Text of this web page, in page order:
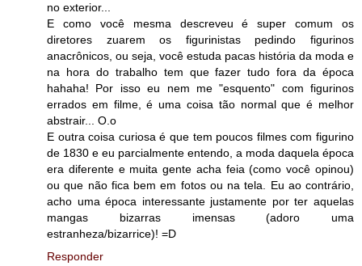
no exterior...
E como você mesma descreveu é super comum os
diretores zuarem os figurinistas pedindo figurinos
anacrônicos, ou seja, você estuda pacas história da moda e
na hora do trabalho tem que fazer tudo fora da época
hahaha! Por isso eu nem me "esquento" com figurinos
errados em filme, é uma coisa tão normal que é melhor
abstrair... O.o
E outra coisa curiosa é que tem poucos filmes com figurino
de 1830 e eu parcialmente entendo, a moda daquela época
era diferente e muita gente acha feia (como você opinou)
ou que não fica bem em fotos ou na tela. Eu ao contrário,
acho uma época interessante justamente por ter aquelas
mangas bizarras imensas (adoro uma
estranheza/bizarrice)! =D
Responder